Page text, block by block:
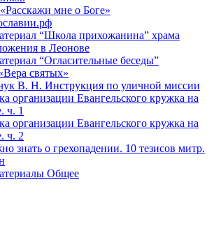
мне о Боге»
“Школа прихожанина” храма
в Леонове
“Огласительные беседы”
святых»
В. Н. Инструкция по уличной миссии
организации Евангельского кружка на
ч. 1
организации Евангельского кружка на
ч. 2
знать о грехопадении. 10 тезисов митр.
Общее